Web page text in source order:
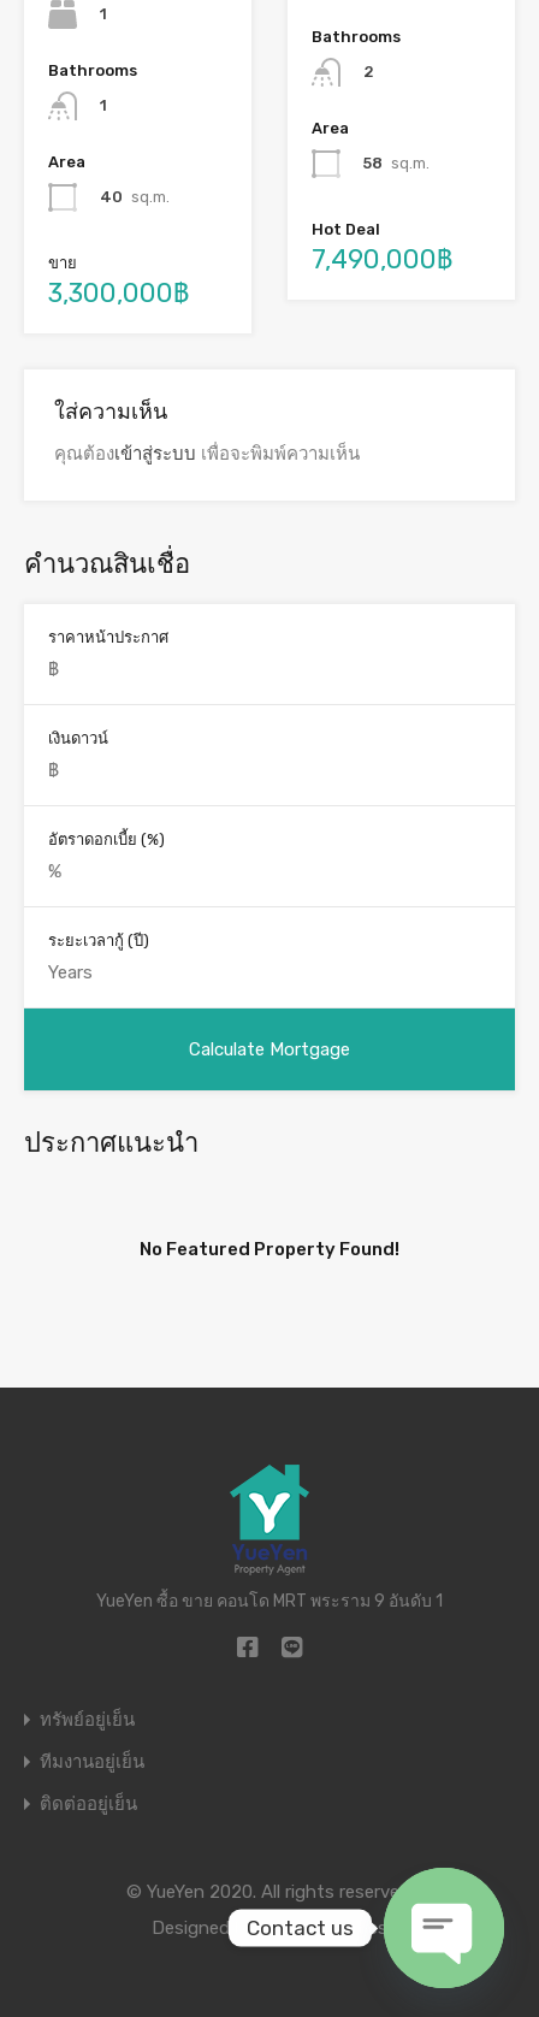
1
Bathrooms
1
Area
40 sq.m.
ขาย
3,300,000฿
Bathrooms
2
Area
58 sq.m.
Hot Deal
7,490,000฿
ใส่ความเห็น
คุณต้องเข้าสู่ระบบ เพื่อจะพิมพ์ความเห็น
คำนวณสินเชื่อ
ราคาหน้าประกาศ
เงินดาวน์
อัตราดอกเบี้ย (%)
ระยะเวลากู้ (ปี)
ประกาศแนะนำ
No Featured Property Found!
YueYen ซื้อ ขาย คอนโด MRT พระราม 9 อันดับ 1
ทรัพย์อยู่เย็น
ทีมงานอยู่เย็น
ติดต่ออยู่เย็น
© YueYen 2020. All rights reserved.
Designed byInspiry Themes
Contact us